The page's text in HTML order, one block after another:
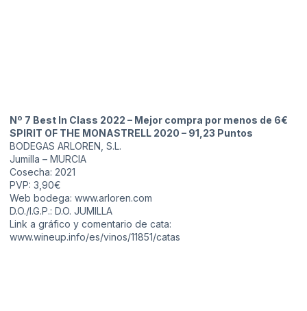
Nº 7 Best In Class 2022 – Mejor compra por menos de 6€
SPIRIT OF THE MONASTRELL 2020 – 91,23 Puntos
BODEGAS ARLOREN, S.L.
Jumilla – MURCIA
Cosecha: 2021
PVP: 3,90€
Web bodega: www.arloren.com
D.O./I.G.P.: D.O. JUMILLA
Link a gráfico y comentario de cata:
www.wineup.info/es/vinos/11851/catas